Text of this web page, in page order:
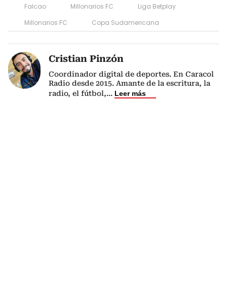
Falcao Millonarios FC
Liga Betplay
Millonarios FC
Copa Sudamericana
Cristian Pinzón
Coordinador digital de deportes. En Caracol
Radio desde 2015. Amante de la escritura, la
radio, el fútbol,... Leer más